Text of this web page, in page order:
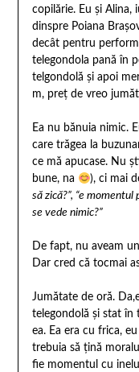
copilărie. Eu și Alina,
dinspre Poiana
decât pentru
telegondola pană în
telgondolă și apoi
m, preț de vreo
Ea nu bănuia nimic.
care trăgea la
ce mă apucase. Nu
bune, na
), ci mai
să zică?”, “e
se vede nimic?”
De fapt, nu aveam
Dar cred că tocmai
Jumătate de oră.
telegondolă și stat în
ea. Ea era cu frica,
trebuia să țină
fie momentul cu